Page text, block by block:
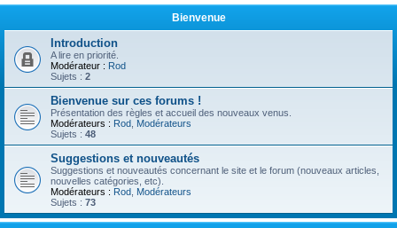
Bienvenue
Introduction
A lire en priorité.
Modérateur : Rod
Sujets : 2
Bienvenue sur ces forums !
Présentation des règles et accueil des nouveaux venus.
Modérateurs : Rod Modérateurs
Sujets : 48
Suggestions et nouveautés
Suggestions et nouveautés concernant le site et le forum (nouveaux articles,
nouvelles catégories, etc).
Modérateurs : Rod Modérateurs
Sujets : 73